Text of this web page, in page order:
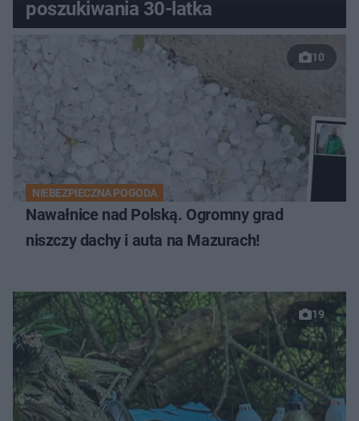
poszukiwania 30-latka
10
NIEBEZPIECZNA POGODA
Nawałnice nad Polską. Ogromny grad
niszczy dachy i auta na Mazurach!
19